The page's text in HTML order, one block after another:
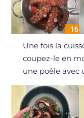
Une fois la
coupez-le en
une poêle avec